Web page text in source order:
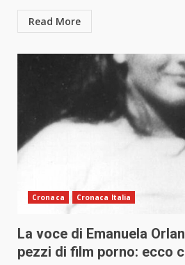
Read More
Cronaca Cronaca Italia
La voce di Emanuela
pezzi di film porno: ecco